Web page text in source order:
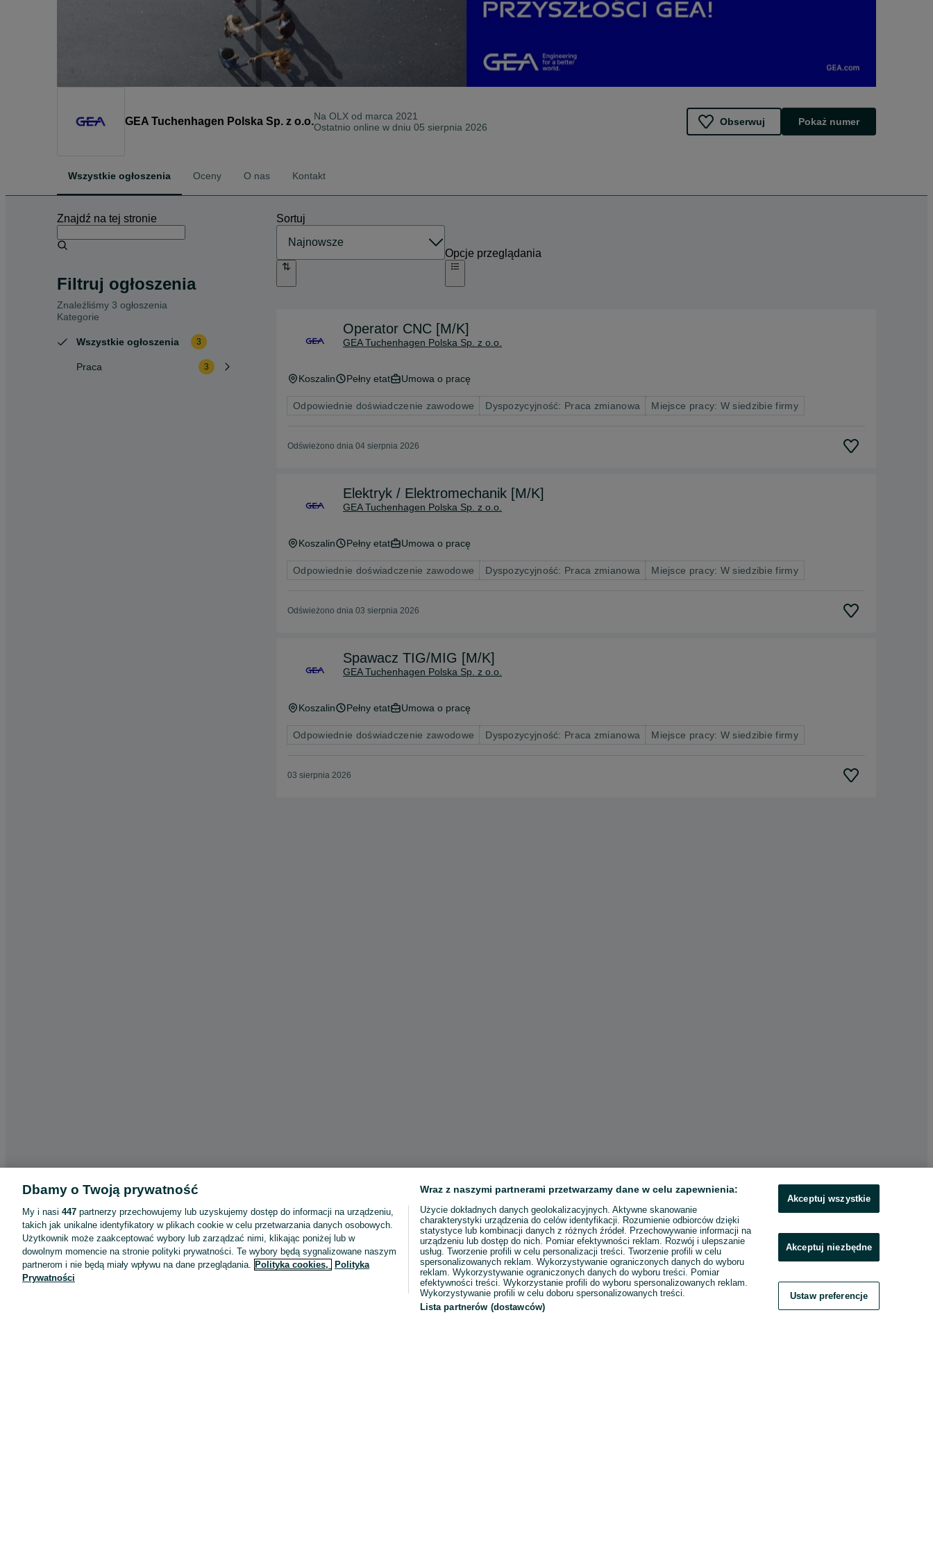
GEA Tuchenhagen Polska Sp. z o.o.Na OLX od marca 2021
Ostatnio online w dniu 05 sierpnia 2026
Obserwuj Pokaż numer
Wszystkie ogłoszenia Oceny O nas Kontakt
Znajdź na tej stronie
Filtruj ogłoszenia
Znaleźliśmy 3 ogłoszenia
Kategorie
Wszystkie ogłoszenia 3
Praca 3
Sortuj
Opcje przeglądania
Operator CNC [M/K]
GEA Tuchenhagen Polska Sp. z o.o.
Koszalin Pełny etat Umowa o pracę
Odpowiednie doświadczenie zawodowe Dyspozycyjność: Praca zmianowa Miejsce pracy: W siedzibie firmy
Odświeżono dnia 04 sierpnia 2026
Elektryk / Elektromechanik [M/K]
GEA Tuchenhagen Polska Sp. z o.o.
Koszalin Pełny etat Umowa o pracę
Odpowiednie doświadczenie zawodowe Dyspozycyjność: Praca zmianowa Miejsce pracy: W siedzibie firmy
Odświeżono dnia 03 sierpnia 2026
Spawacz TIG/MIG [M/K]
GEA Tuchenhagen Polska Sp. z o.o.
Koszalin Pełny etat Umowa o pracę
Odpowiednie doświadczenie zawodowe Dyspozycyjność: Praca zmianowa Miejsce pracy: W siedzibie firmy
03 sierpnia 2026
Aplikacje mobilne OLX.pl
Dbamy o Twoją prywatność
My i nasi 447 partnerzy przechowujemy lub uzyskujemy dostęp do informacji na urządzeniu,
takich jak unikalne identyfikatory w plikach cookie w celu przetwarzania danych osobowych.
Użytkownik może zaakceptować wybory lub zarządzać nimi, klikając poniżej lub w
dowolnym momencie na stronie polityki prywatności. Te wybory będą sygnalizowane naszym
partnerom i nie będą miały wpływu na dane przeglądania. Polityka cookies,
Polityka
Prywatności
Wraz z naszymi partnerami przetwarzamy dane w celu zapewnienia:
Użycie dokładnych danych geolokalizacyjnych. Aktywne skanowanie
charakterystyki urządzenia do celów identyfikacji. Rozumienie odbiorców dzięki
statystyce lub kombinacji danych z różnych źródeł. Przechowywanie informacji na
urządzeniu lub dostęp do nich. Pomiar efektywności reklam. Rozwój i ulepszanie
usług. Tworzenie profili w celu personalizacji treści. Tworzenie profili w celu
spersonalizowanych reklam. Wykorzystywanie ograniczonych danych do wyboru
reklam. Wykorzystywanie ograniczonych danych do wyboru treści. Pomiar
efektywności treści. Wykorzystanie profili do wyboru spersonalizowanych reklam.
Wykorzystywanie profili w celu doboru spersonalizowanych treści.
Lista partnerów (dostawców)
Akceptuj wszystkie
Akceptuj niezbędne
Ustaw preferencje